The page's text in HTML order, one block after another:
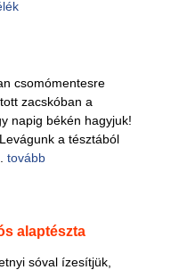
csomómentesre
zacskóban a
napig békén hagyjuk!
a tésztából
tovább
alaptészta
sóval ízesítjük,